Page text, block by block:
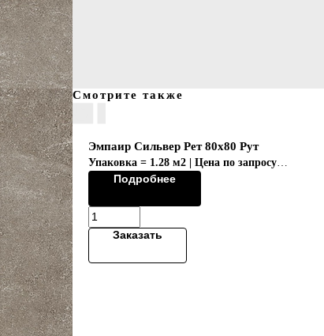
Смотрите также
Эмпаир Сильвер Рет 80x80 Рут
Упаковка = 1.28 м2 | Цена по запросу
Коллекция "EMPIRE/ЭМПАИР"
Подробнее
Заказать